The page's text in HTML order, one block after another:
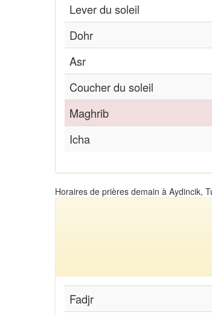
Lever du soleil
Dohr
Asr
Coucher du soleil
Maghrib
Icha
Horaires de prières demain à Aydincik,
Fadjr